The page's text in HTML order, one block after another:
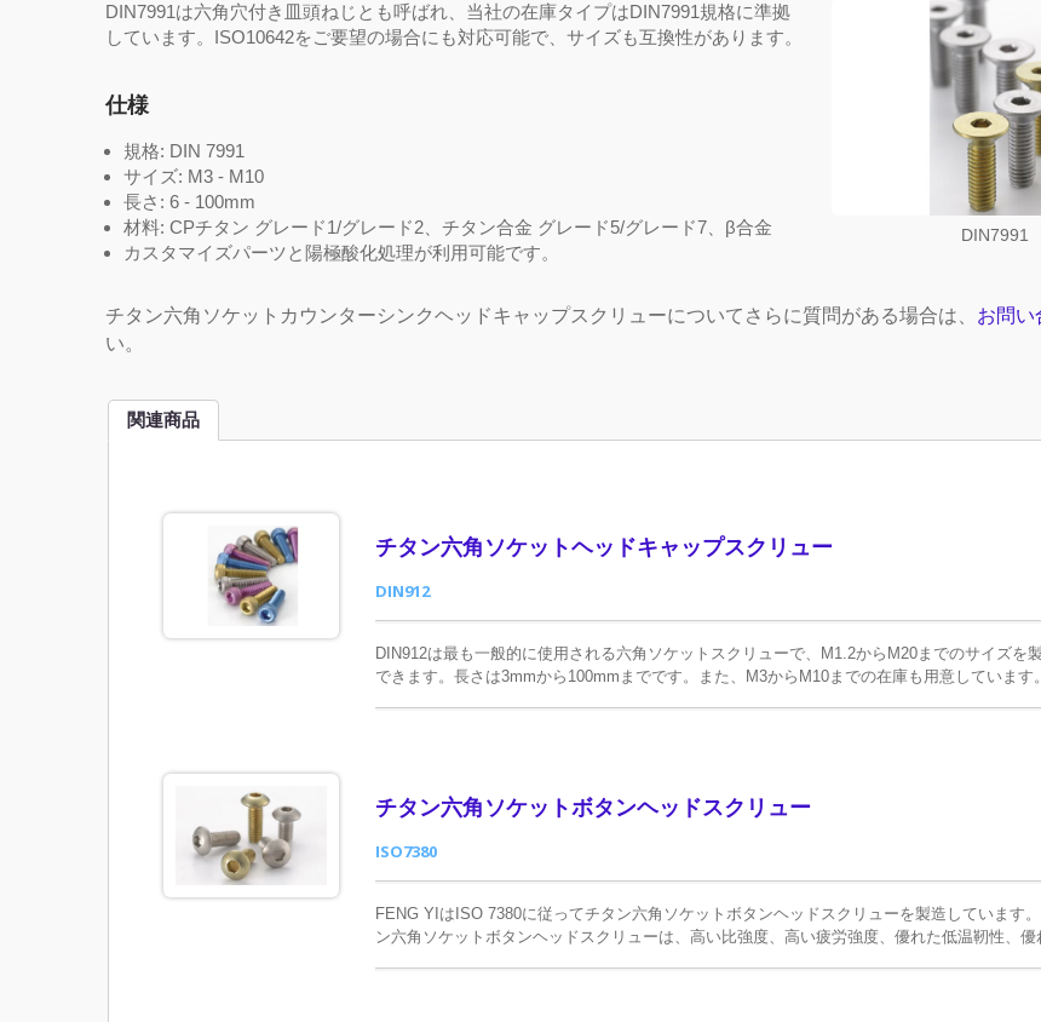
DIN7991
DIN7991は六角穴付き皿頭ねじとも呼ばれ、当社の在庫タイプはDIN7991規格に準拠
しています。ISO10642をご要望の場合にも対応可能で、サイズも互換性があります。
仕様
規格: DIN 7991
サイズ: M3 - M10
長さ: 6 - 100mm
材料: CPチタン グレード1/グレード2、チタン合金 グレード5/グレード7、β合金
カスタマイズパーツと陽極酸化処理が利用可能です。
チタン六角ソケットカウンターシンクヘッドキャップスクリューについてさらに質問がある場合は、 お問い
い。
関連商品
チタン六角ソケットヘッドキャップスクリュー
DIN912
DIN912は最も一般的に使用される六角ソケットスクリューで、M1.2からM20までのサイズを
できます。長さは3mmから100mmまでです。また、M3からM10までの在庫も用意しています
チタン六角ソケットボタンヘッドスクリュー
ISO7380
FENG YIはISO 7380に従ってチタン六角ソケットボタンヘッドスクリューを製造しています
ン六角ソケットボタンヘッドスクリューは、高い比強度、高い疲労強度、優れた低温靭性、優
チタンカスタマイズ